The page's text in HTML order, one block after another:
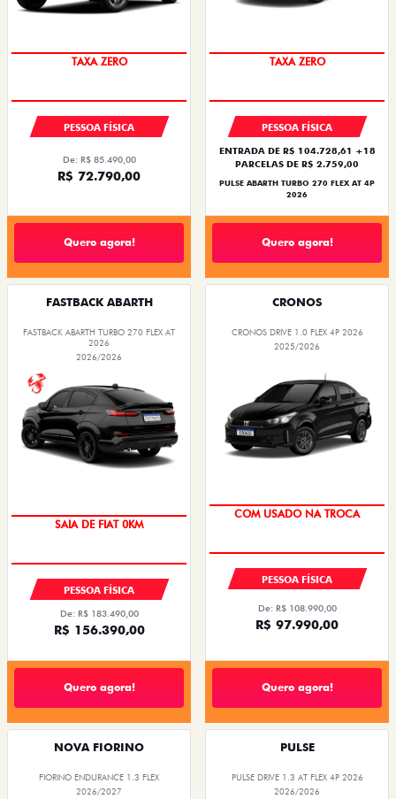
PREÇO IMPERDÍVEL
PESSOA FÍSICA
De: R$ 85.490,00
R$ 72.790,00
Quero agora!
SAIA DE FIAT 0KM
PESSOA FÍSICA
ENTRADA DE R$ 104.728,61 +18
PARCELAS DE R$ 2.759,00
PULSE ABARTH TURBO 270 FLEX AT 4P
2026
Quero agora!
FASTBACK ABARTH
FASTBACK ABARTH TURBO 270 FLEX AT
2026
2026/2026
PREÇO IMPERDÍVEL
PESSOA FÍSICA
De: R$ 183.490,00
R$ 156.390,00
Quero agora!
CRONOS
CRONOS DRIVE 1.0 FLEX 4P 2026
2025/2026
SUPER DESCONTO
PESSOA FÍSICA
De: R$ 108.990,00
R$ 97.990,00
Quero agora!
NOVA FIORINO
FIORINO ENDURANCE 1.3 FLEX
2026/2027
PULSE
PULSE DRIVE 1.3 AT FLEX 4P 2026
2026/2026